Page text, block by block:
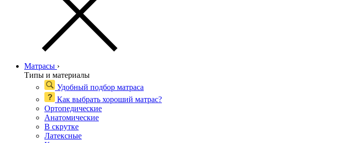
Матрасы ›
Типы и материалы
Удобный подбор матраса
Как выбрать хороший матрас?
Ортопедические
Анатомические
В скрутке
Латексные